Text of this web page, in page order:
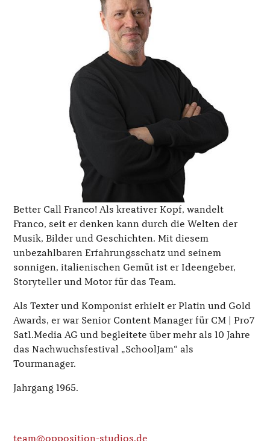
Better Call Franco! Als kreativer Kopf, wandelt
Franco, seit er denken kann durch die Welten der
Musik, Bilder und Geschichten. Mit diesem
unbezahlbaren Erfahrungsschatz und seinem
sonnigen, italienischen Gemüt ist er Ideengeber,
Storyteller und Motor für das Team.
Als Texter und Komponist erhielt er Platin und Gold
Awards, er war Senior Content Manager für CM | Pro7
Sat1.Media AG und begleitete über mehr als 10 Jahre
das Nachwuchsfestival „SchoolJam“ als
Tourmanager.
Jahrgang 1965.
team@opposition-studios.de